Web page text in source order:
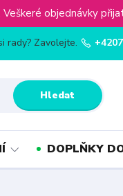
Veškeré objednávky
Hledat
rady? Zavolejte.
DOPLŇKY